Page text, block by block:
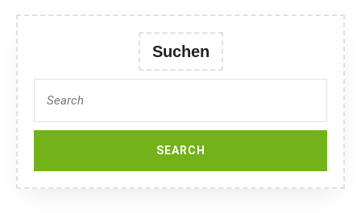
Suchen
for: